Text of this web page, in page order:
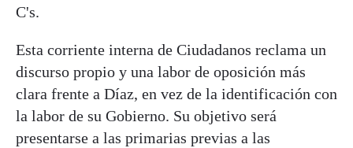
C's.
Esta corriente interna de Ciudadanos reclama un
discurso propio y una labor de oposición más
clara frente a Díaz, en vez de la identificación con
la labor de su Gobierno. Su objetivo será
presentarse a las primarias previas a las